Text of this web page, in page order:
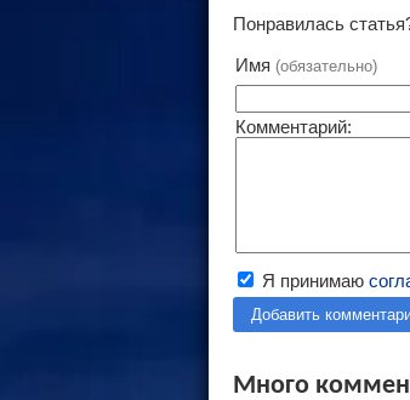
Понравилась
Имя (обязательно)
Комментарий:
Я принимаю
Добавить
Много